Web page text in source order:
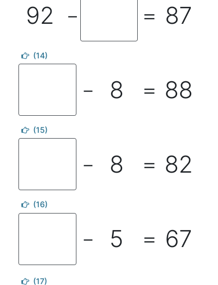
92 － ＝ 87
(14)
－ 8 ＝ 88
(15)
－ 8 ＝ 82
(16)
－ 5 ＝ 67
(17)